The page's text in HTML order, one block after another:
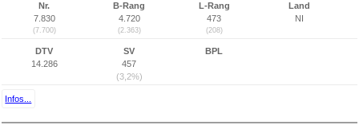
Nr.
7.830
(7.700)
B-Rang
4.720
(2.363)
L-Rang
473
(208)
Land
NI
DTV
14.286
SV
457
(3,2%)
BPL
Infos...